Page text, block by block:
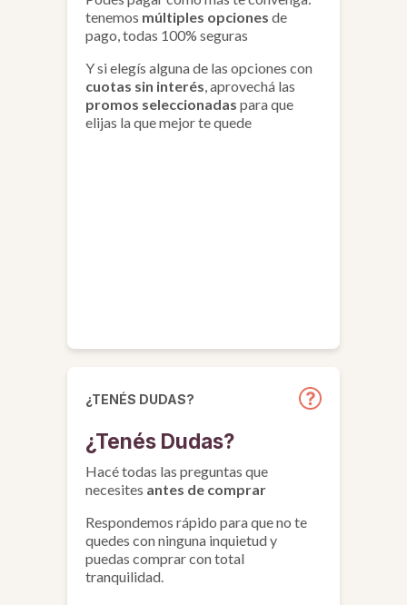
tenemos múltiples opciones de
pago, todas 100% seguras
Y si elegís alguna de las opciones con
cuotas sin interés , aprovechá las
promos seleccionadas para que
elijas la que mejor te quede
¿TENÉS DUDAS?
¿Tenés Dudas?
Hacé todas las preguntas que
necesites antes de comprar
Respondemos rápido para que no te
quedes con ninguna inquietud y
puedas comprar con total
tranquilidad.